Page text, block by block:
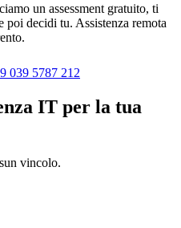
un assessment gratuito, ti
poi decidi tu. Assistenza remota
039 5787 212
IT per la tua
vincolo.